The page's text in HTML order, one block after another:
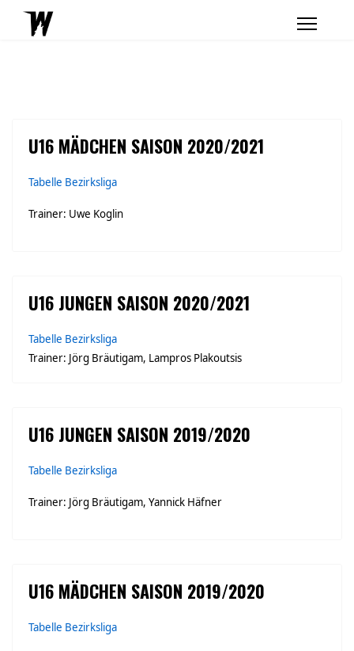
U16 MÄDCHEN SAISON 2020/2021
Tabelle Bezirksliga
Trainer: Uwe Koglin
U16 JUNGEN SAISON 2020/2021
Tabelle Bezirksliga
Trainer: Jörg Bräutigam, Lampros Plakoutsis
U16 JUNGEN SAISON 2019/2020
Tabelle Bezirksliga
Trainer: Jörg Bräutigam, Yannick Häfner
U16 MÄDCHEN SAISON 2019/2020
Tabelle Bezirksliga